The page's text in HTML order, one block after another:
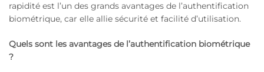
rapidité est l’un des grands avantages de l’authentification
biométrique, car elle allie sécurité et facilité d’utilisation.
Quels sont les avantages de l’authentification biométrique
?